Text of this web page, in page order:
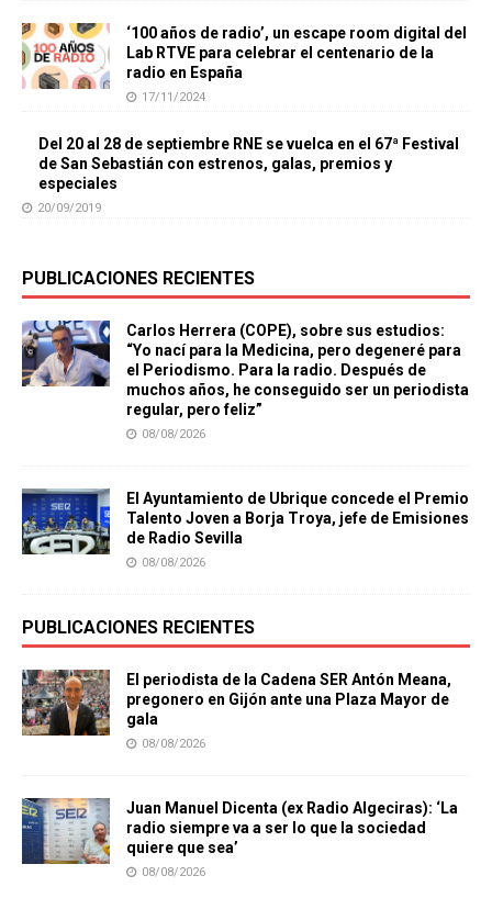
‘100 años de radio’, un escape room digital del
Lab RTVE para celebrar el centenario de la
radio en España
17/11/2024
Del 20 al 28 de septiembre RNE se vuelca en el 67ª Festival
de San Sebastián con estrenos, galas, premios y
especiales
20/09/2019
PUBLICACIONES RECIENTES
Carlos Herrera (COPE), sobre sus estudios:
“Yo nací para la Medicina, pero degeneré para
el Periodismo. Para la radio. Después de
muchos años, he conseguido ser un periodista
regular, pero feliz”
08/08/2026
El Ayuntamiento de Ubrique concede el Premio
Talento Joven a Borja Troya, jefe de Emisiones
de Radio Sevilla
08/08/2026
PUBLICACIONES RECIENTES
El periodista de la Cadena SER Antón Meana,
pregonero en Gijón ante una Plaza Mayor de
gala
08/08/2026
Juan Manuel Dicenta (ex Radio Algeciras): ‘La
radio siempre va a ser lo que la sociedad
quiere que sea’
08/08/2026